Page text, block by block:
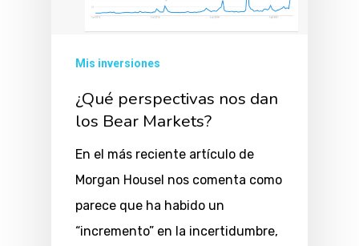
Mis inversiones
¿Qué perspectivas nos dan
los Bear Markets?
En el más reciente artículo de
Morgan Housel nos comenta como
parece que ha habido un
“incremento” en la incertidumbre,